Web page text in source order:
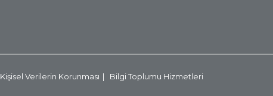
Kişisel Verilerin Korunması Bilgi Toplumu Hizmetleri